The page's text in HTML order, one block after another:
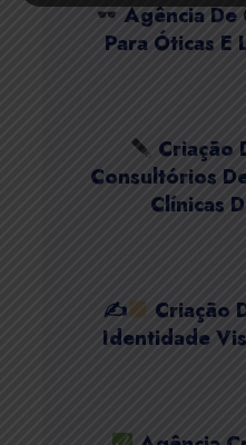
Agência De
Para Óticas E
Criação
Consultórios
Clínicas
✍
Criação
Identidade